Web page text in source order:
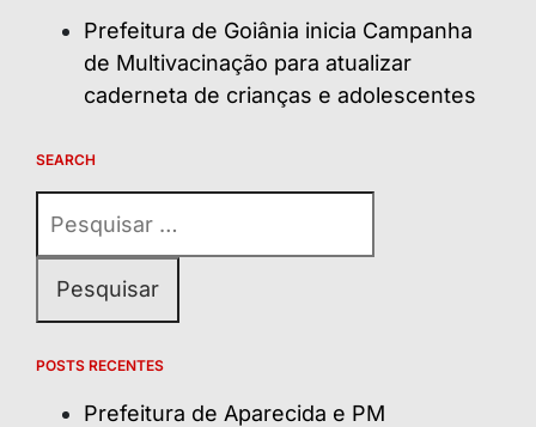
Prefeitura de Goiânia inicia Campanha
de Multivacinação para atualizar
caderneta de crianças e adolescentes
SEARCH
por:
POSTS RECENTES
Prefeitura de Aparecida e PM